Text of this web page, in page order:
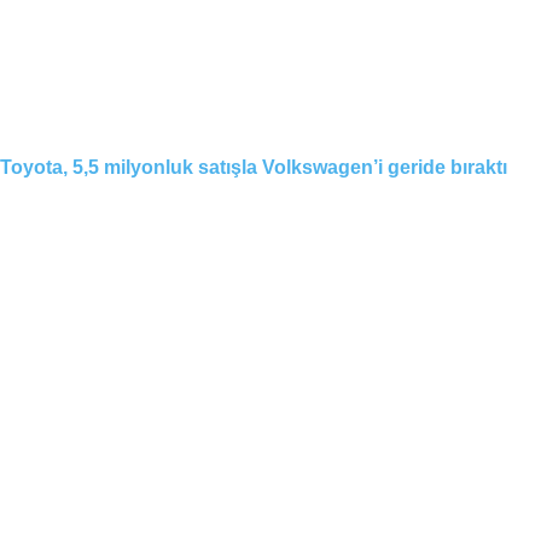
Toyota, 5,5 milyonluk satışla Volkswagen’i geride bıraktı